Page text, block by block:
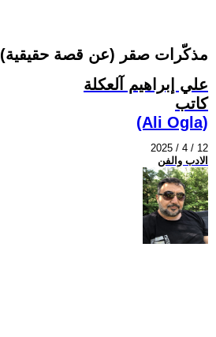
مذكّرات صقر (عن قصة حقيقية)
علي إبراهيم آلعكلة
كاتب
(Ali Ogla)
2025 / 4 / 12
الادب والفن